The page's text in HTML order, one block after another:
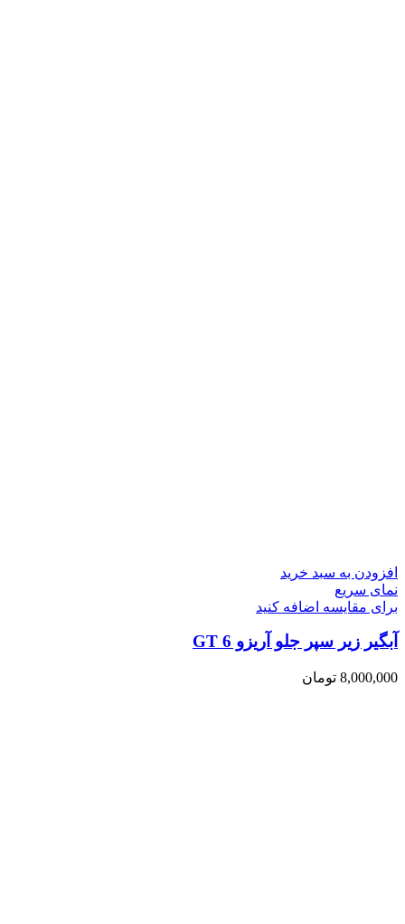
افزودن به سبد خرید
نمای سریع
برای مقایسه اضافه کنید
آبگیر زیر سپر جلو آریزو 6 GT
8,000,000 تومان